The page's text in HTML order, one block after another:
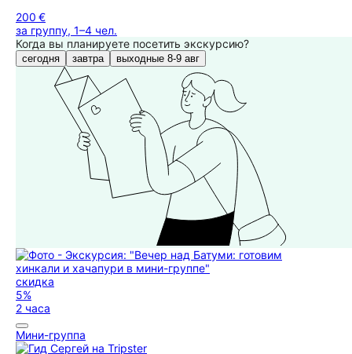
200 €
за группу, 1–4 чел.
Когда вы планируете посетить экскурсию?
сегодня завтра выходные 8-9 авг
скидка
5%
2 часа
Мини-группа